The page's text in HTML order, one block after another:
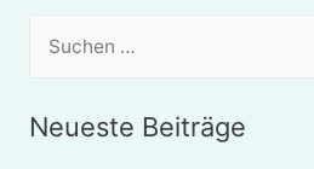
Neueste Beiträge